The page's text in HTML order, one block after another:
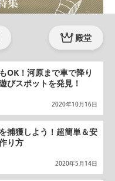
殿堂
OK！河原まで車で降り
びスポットを発見！
2020年10月16日
捕獲しよう！超簡単＆安
り方
2020年5月14日